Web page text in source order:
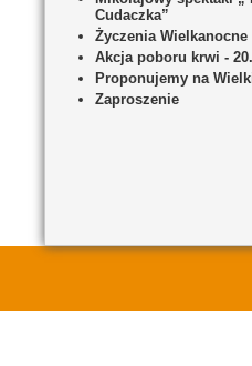
Cudaczka”
Życzenia Wielkanocne
Akcja poboru krwi -
Proponujemy na
Zaproszenie